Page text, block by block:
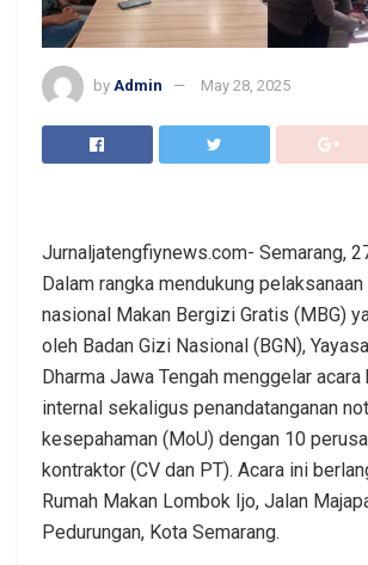
by Admin May 28, 2025
Jurnaljatengfiynews.com- Semarang,
Dalam rangka mendukung
nasional Makan Bergizi Gratis (MBG)
oleh Badan Gizi Nasional (BGN),
Dharma Jawa Tengah menggelar
internal sekaligus penandatanganan
kesepahaman (MoU) dengan 10
kontraktor (CV dan PT). Acara ini
Rumah Makan Lombok Ijo, Jalan
Pedurungan, Kota Semarang.